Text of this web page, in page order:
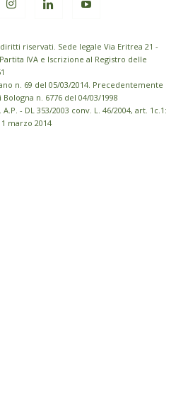
riservati. Sede legale Via Eritrea 21 -
IVA e Iscrizione al Registro delle
n. 69 del 05/03/2014. Precedentemente
n. 6776 del 04/03/1998
- DL 353/2003 conv. L. 46/2004, art. 1c.1:
marzo 2014